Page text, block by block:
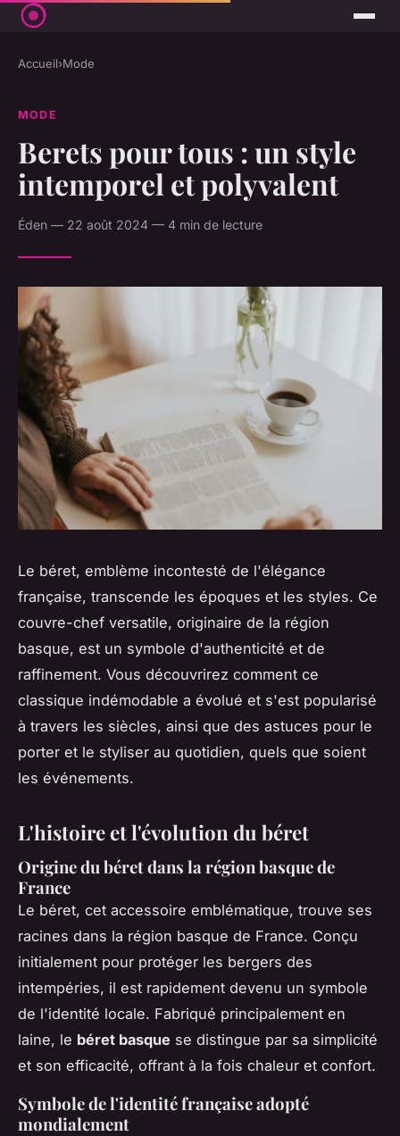
Accueil›Mode
MODE
Berets pour tous : un style
intemporel et polyvalent
Éden — 22 août 2024 — 4 min de lecture
Le béret, emblème incontesté de l'élégance
française, transcende les époques et les styles. Ce
couvre-chef versatile, originaire de la région
basque, est un symbole d'authenticité et de
raffinement. Vous découvrirez comment ce
classique indémodable a évolué et s'est popularisé
à travers les siècles, ainsi que des astuces pour le
porter et le styliser au quotidien, quels que soient
les événements.
L'histoire et l'évolution du béret
Origine du béret dans la région basque de
France
Le béret, cet accessoire emblématique, trouve ses
racines dans la région basque de France. Conçu
initialement pour protéger les bergers des
intempéries, il est rapidement devenu un symbole
de l'identité locale. Fabriqué principalement en
laine, le béret basque se distingue par sa simplicité
et son efficacité, offrant à la fois chaleur et confort.
Symbole de l'identité française adopté
mondialement